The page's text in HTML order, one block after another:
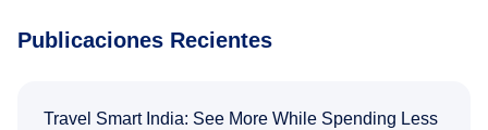
Publicaciones Recientes
Travel Smart India: See More While Spending Less